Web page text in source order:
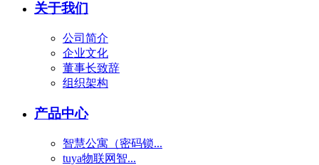
关于我们
公司简介
企业文化
董事长致辞
组织架构
产品中心
智慧公寓（密码锁...
tuya物联网智...